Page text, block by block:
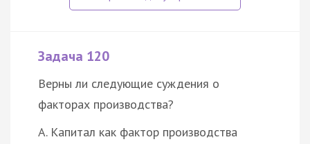
Задача 120
Верны ли следующие суждения о
факторах производства?
А. Капитал как фактор производства